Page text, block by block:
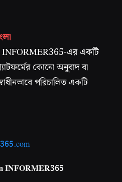
INFORMER365-এর একটি
কোনো অনুবাদ বা
পরিচালিত একটি
INFORMER365